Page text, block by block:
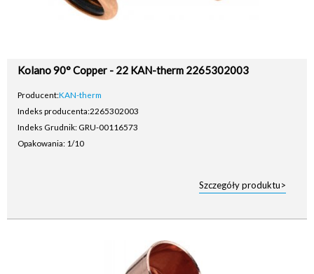
Kolano 90° Copper - 22 KAN-therm 2265302003
Producent:KAN-therm
Indeks producenta:2265302003
Indeks Grudnik: GRU-00116573
Opakowania: 1/10
Szczegóły produktu>